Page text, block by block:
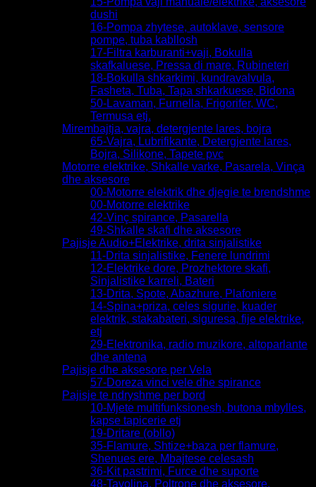
dushi
16-Pompa zhytese, autoklave, sensore
pompe, tuba kabllosh
17-Filtra karburanti+vaji, Bokulla
skafkaluese, Pressa di mare, Rubineteri
18-Bokulla shkarkimi, kundravalvula,
Fasheta, Tuba, Tapa shkarkuese, Bidona
50-Lavaman, Furnella, Frigorifer, WC,
Termusa etj.
Mirembajtja, vajra, detergjente lares, bojra
65-Vajra, Lubrifikante, Detergjente lares,
Bojra, Silikone, Tapete pvc
Motorre elektrike, Shkalle varke, Pasarela, Vinça
dhe aksesore
00-Motorre elektrik dhe djegie te brendshme
00-Motorre elektrike
42-Vinç spirance, Pasarella
49-Shkalle skafi dhe aksesore
Pajisje Audio+Elektrike, drita sinjalistike
11-Drita sinjalistike, Fenere lundrimi
12-Elektrike dore, Prozhektore skafi,
Sinjalistike karreli, Bateri
13-Drita, Spote, Abazhure, Plafoniere
14-Spina+priza, celes sigurie, kuader
elektrik, stakabateri, siguresa, fije elektrike,
etj
29-Elektronika, radio muzikore, altoparlante
dhe antena
Pajisje dhe aksesore per Vela
57-Doreza vinci vele dhe spirance
Pajisje te ndryshme per bord
10-Mjete multifunksionesh, butona mbylles,
kapse tapicerie etj
19-Dritare (obllo)
35-Flamure, Shtize+baza per flamure,
Shenues ere, Mbajtese celesash
36-Kit pastrimi, Furce dhe suporte
48-Tavolina, Poltrone dhe aksesore,